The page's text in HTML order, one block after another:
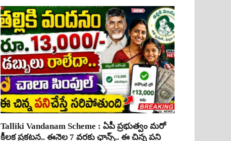
Talliki Vandanam Scheme : ఏపీ ప్రభుత్వం మరో
కీలక ప్రకటన.. ఈనెల 7 వరకు ఛాన్స్.. ఈ చిన్న పని